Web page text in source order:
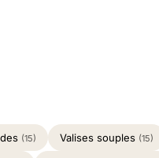
(15) Valises souples (15)